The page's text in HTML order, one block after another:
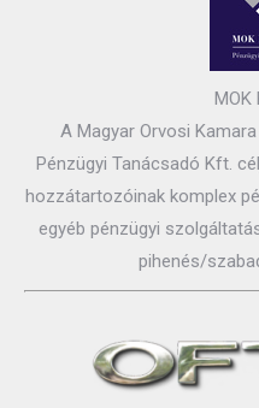
MOK
A Magyar Orvosi
Pénzügyi Tanácsadó Kft.
hozzátartozóinak komplex
egyéb pénzügyi
pihenés/